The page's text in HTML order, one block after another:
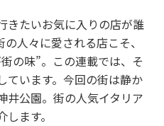
きたいお気に入りの店が誰
人々に愛される店こそ、
の味”。この連載では、そ
ています。今回の街は静か
井公園。街の人気イタリア
ます。